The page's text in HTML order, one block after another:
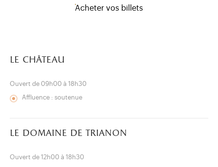
Acheter vos billets
le château
Ouvert de 09h00 à 18h30
Affluence : soutenue
le domaine de trianon
Ouvert de 12h00 à 18h30